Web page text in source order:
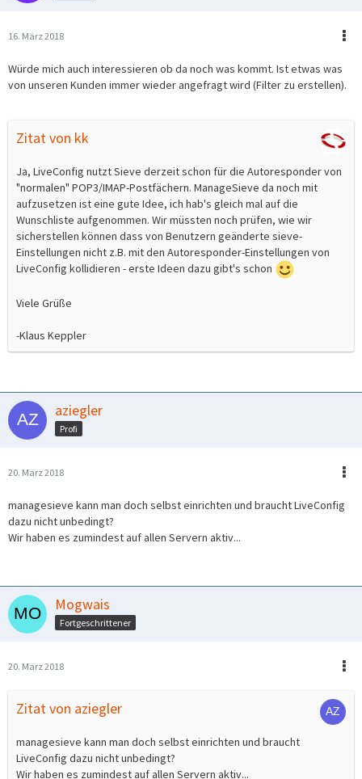
16. März 2018
Würde mich auch interessieren ob da noch was kommt. Ist etwas was
von unseren Kunden immer wieder angefragt wird (Filter zu erstellen).
Zitat von kk
Ja, LiveConfig nutzt Sieve derzeit schon für die Autoresponder von
"normalen" POP3/IMAP-Postfächern. ManageSieve da noch mit
aufzusetzen ist eine gute Idee, ich hab's gleich mal auf die
Wunschliste aufgenommen. Wir müssten noch prüfen, wie wir
sicherstellen können dass von Benutzern geänderte sieve-
Einstellungen nicht z.B. mit den Autoresponder-Einstellungen von
LiveConfig kollidieren - erste Ideen dazu gibt's schon
Viele Grüße
-Klaus Keppler
aziegler
Profi
20. März 2018
managesieve kann man doch selbst einrichten und braucht LiveConfig
dazu nicht unbedingt?
Wir haben es zumindest auf allen Servern aktiv...
Mogwais
Fortgeschrittener
20. März 2018
Zitat von aziegler
managesieve kann man doch selbst einrichten und braucht
LiveConfig dazu nicht unbedingt?
Wir haben es zumindest auf allen Servern aktiv...